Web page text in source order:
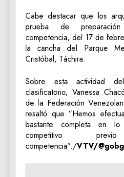
Cabe destacar que los
prueba de
competencia, del 17 de
la cancha del Parque
Cristóbal, Táchira.
Sobre esta actividad
clasificatorio, Vanessa
de la Federación
resaltó que “Hemos
bastante completa en
competitivo
competencia”./VTV/